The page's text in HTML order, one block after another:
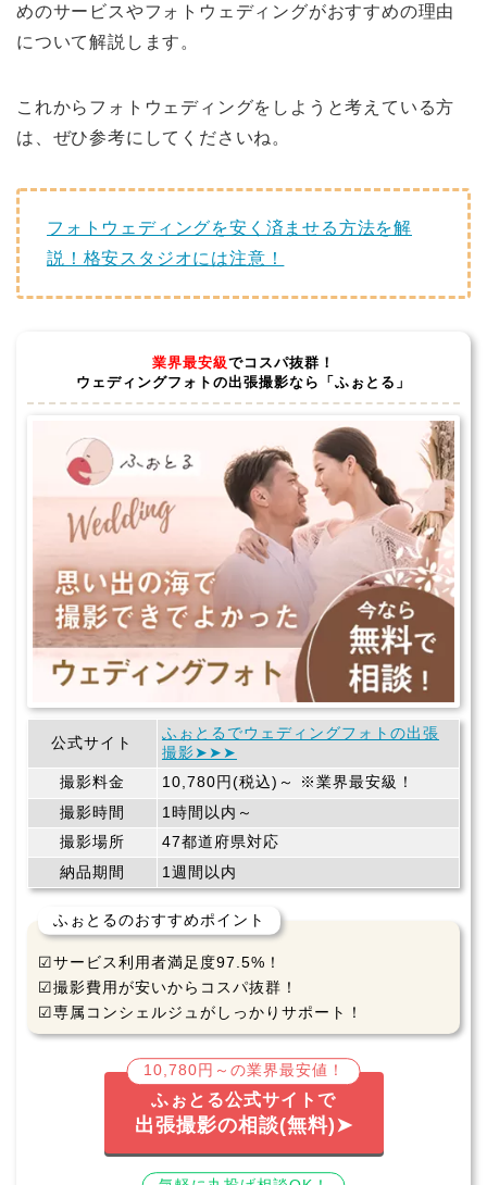
めのサービスやフォトウェディングがおすすめの理由
について解説します。
これからフォトウェディングをしようと考えている方
は、ぜひ参考にしてくださいね。
フォトウェディングを安く済ませる方法を解
説！格安スタジオには注意！
業界最安級でコスパ抜群！
ウェディングフォトの出張撮影なら「ふぉとる」
公式サイト
ふぉとるでウェディングフォトの出張
撮影➤➤➤
撮影料金
10,780円(税込)～ ※業界最安級！
撮影時間
1時間以内～
撮影場所
47都道府県対応
納品期間
1週間以内
ふぉとるのおすすめポイント
☑サービス利用者満足度97.5%！
☑撮影費用が安いからコスパ抜群！
☑専属コンシェルジュがしっかりサポート！
10,780円～の業界最安値！
ふぉとる公式サイトで
出張撮影の相談(無料)➤